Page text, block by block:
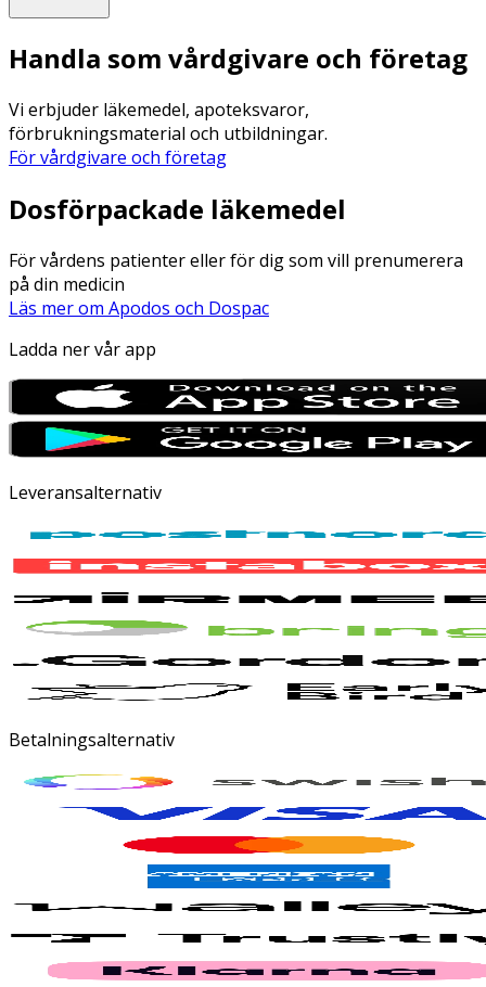
Handla som vårdgivare och företag
Vi erbjuder läkemedel, apoteksvaror,
förbrukningsmaterial och utbildningar.
För vårdgivare och företag
Dosförpackade läkemedel
För vårdens patienter eller för dig som vill prenumerera
på din medicin
Läs mer om Apodos och Dospac
Ladda ner vår app
Leveransalternativ
Betalningsalternativ